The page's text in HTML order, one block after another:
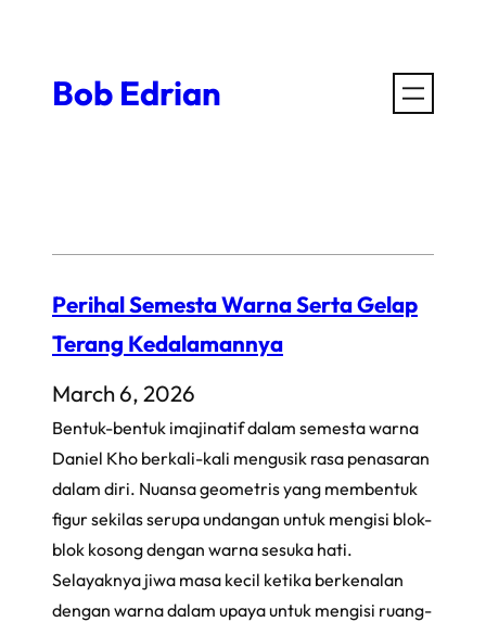
contentBob Edrian
Perihal Semesta Warna Serta Gelap
Terang Kedalamannya
March 6, 2026
Bentuk-bentuk imajinatif dalam semesta warna
Daniel Kho berkali-kali mengusik rasa penasaran
dalam diri. Nuansa geometris yang membentuk
figur sekilas serupa undangan untuk mengisi blok-
blok kosong dengan warna sesuka hati.
Selayaknya jiwa masa kecil ketika berkenalan
dengan warna dalam upaya untuk mengisi ruang-